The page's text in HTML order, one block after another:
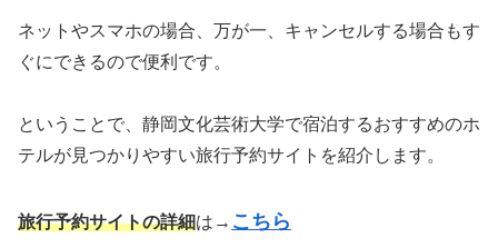
ネットやスマホの場合、万が一、キャンセルする場合もす
ぐにできるので便利です。
ということで、静岡文化芸術大学で宿泊するおすすめのホ
テルが見つかりやすい旅行予約サイトを紹介します。
旅行予約サイトの詳細は→ こちら